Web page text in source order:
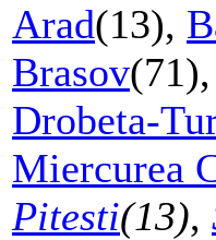
Arad(13),
Brasov(71),
Drobeta-
Miercurea
Pitesti(13),